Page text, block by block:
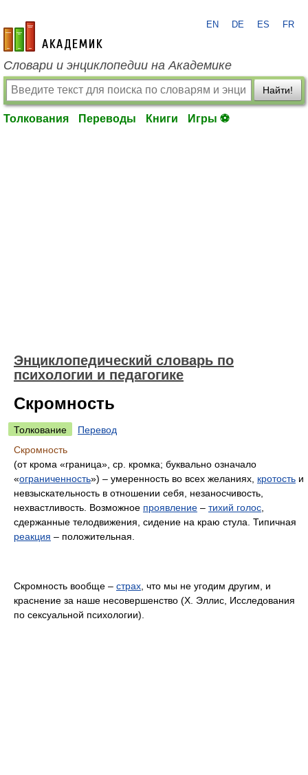
academic.ru
EN DE ES FR
Словари и энциклопедии на Академике
Найти!
Толкования Переводы Книги Игры ⚽
Энциклопедический словарь по
психологии и педагогике
Скромность
Толкование
Перевод
Скромность
(от крома «граница», ср. кромка; буквально означало
«ограниченность») – умеренность во всех желаниях, кротость и
невзыскательность в отношении себя, незаносчивость,
нехвастливость. Возможное проявление – тихий голос
сдержанные телодвижения, сидение на краю стула. Типичная
реакция – положительная.
Скромность вообще – страх , что мы не угодим другим, и
краснение за наше несовершенство (Х. Эллис, Исследования
по сексуальной психологии).